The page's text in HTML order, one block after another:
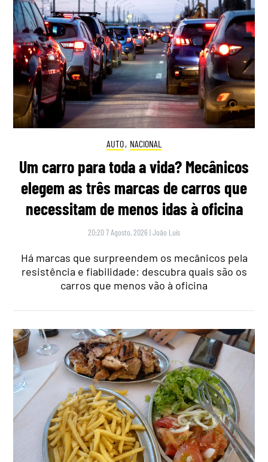
AUTO, NACIONAL
Um carro para toda a vida? Mecânicos
elegem as três marcas de carros que
necessitam de menos idas à oficina
20:20 7 Agosto, 2026 |João Luís
Há marcas que surpreendem os mecânicos pela
resistência e fiabilidade: descubra quais são os
carros que menos vão à oficina